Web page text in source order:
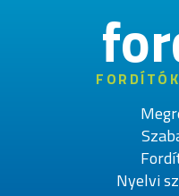
Nyelvi